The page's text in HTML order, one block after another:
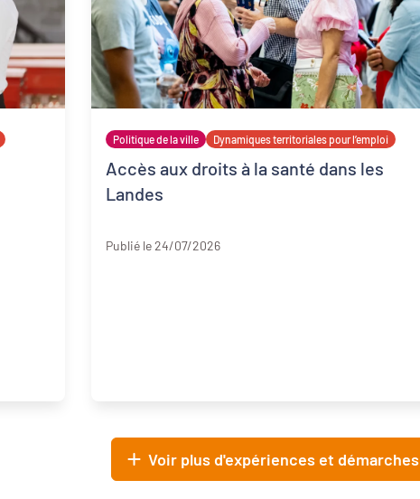
Politique de la ville Dynamiques territoriales pour l’emploi
Accès aux droits à la santé dans les
Landes
Publié le 24/07/2026
Voir plus d'expériences et démarches